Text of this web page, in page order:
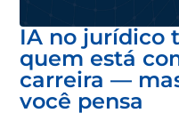
IA no jurídico
quem está
carreira —
você pensa